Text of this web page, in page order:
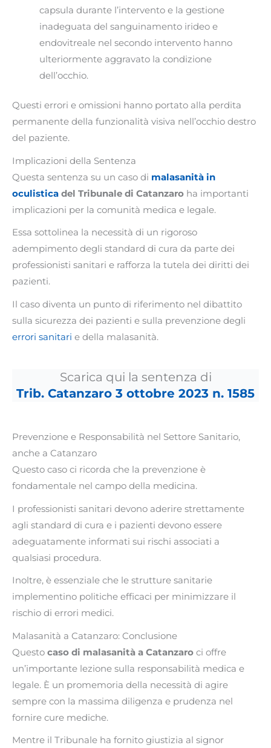
capsula durante l’intervento e la gestione
inadeguata del sanguinamento irideo e
endovitreale nel secondo intervento hanno
ulteriormente aggravato la condizione
dell’occhio.
Questi errori e omissioni hanno portato alla perdita
permanente della funzionalità visiva nell’occhio destro
del paziente.
Implicazioni della Sentenza
Questa sentenza su un caso di malasanità in
oculistica del Tribunale di Catanzaro ha importanti
implicazioni per la comunità medica e legale.
Essa sottolinea la necessità di un rigoroso
adempimento degli standard di cura da parte dei
professionisti sanitari e rafforza la tutela dei diritti dei
pazienti.
Il caso diventa un punto di riferimento nel dibattito
sulla sicurezza dei pazienti e sulla prevenzione degli
errori sanitari e della malasanità.
Scarica qui la sentenza di
Trib. Catanzaro 3 ottobre 2023 n. 1585
Prevenzione e Responsabilità nel Settore Sanitario,
anche a Catanzaro
Questo caso ci ricorda che la prevenzione è
fondamentale nel campo della medicina.
I professionisti sanitari devono aderire strettamente
agli standard di cura e i pazienti devono essere
adeguatamente informati sui rischi associati a
qualsiasi procedura.
Inoltre, è essenziale che le strutture sanitarie
implementino politiche efficaci per minimizzare il
rischio di errori medici.
Malasanità a Catanzaro: Conclusione
Questo caso di malasanità a Catanzaro ci offre
un’importante lezione sulla responsabilità medica e
legale. È un promemoria della necessità di agire
sempre con la massima diligenza e prudenza nel
fornire cure mediche.
Mentre il Tribunale ha fornito giustizia al signor